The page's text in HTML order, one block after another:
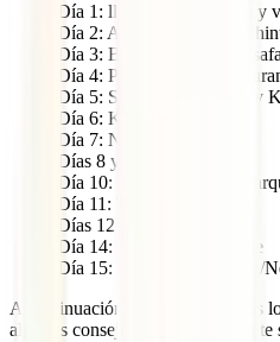
Día 1: llegada a Sri Lanka y
Día 2: Anuradhapura y
Día 3: Buda de Aukana y
Día 4: Polonnawura y
Día 5: Sigiriya, Dambulla y
Día 6: Kandy
Día 7: Nuwara Eliya
Días 8 y 9: Ella
Día 10: Tissamaharama
Día 11: Tangalle
Días 12 y 13: Mirissa
Día 14: Unawatuna y Galle
Día 15: regreso a Colombo/
A continuación, encontrarás todos
algunos consejos que seguro que te